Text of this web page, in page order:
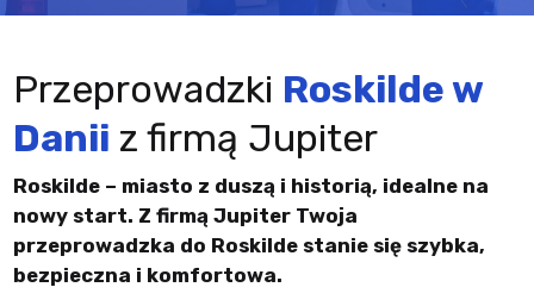
Przeprowadzki Roskilde w
Danii z firmą Jupiter
Roskilde – miasto z duszą i historią, idealne na
nowy start. Z firmą Jupiter Twoja
przeprowadzka do Roskilde stanie się szybka,
bezpieczna i komfortowa.